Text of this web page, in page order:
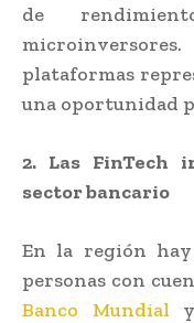
de
plataformas
una oportunidad
2. Las FinTech
sector bancario
En la región hay
personas con
Banco Mundial